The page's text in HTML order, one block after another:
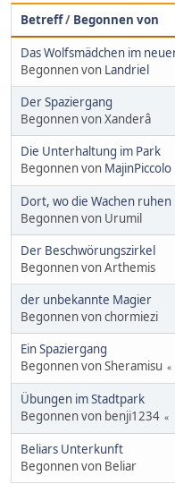
Betreff/ Begonnen von
Das Wolfsmädchen im
Begonnen von Landriel
Der Spaziergang
Begonnen von Xanderâ
Die Unterhaltung im Park
Begonnen von MajinPiccolo
Dort, wo die Wachen ruhen
Begonnen von Urumil
Der Beschwörungszirkel
Begonnen von Arthemis
der unbekannte Magier
Begonnen von chormiezi
Ein Spaziergang
Begonnen von Sheramisu
Übungen im Stadtpark
Begonnen von benji1234
Beliars Unterkunft
Begonnen von Beliar